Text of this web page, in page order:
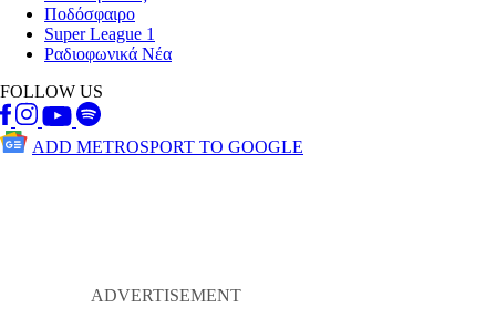
Ποδόσφαιρο
Super League 1
Ραδιοφωνικά Νέα
FOLLOW US
ADD METROSPORT TO GOOGLE